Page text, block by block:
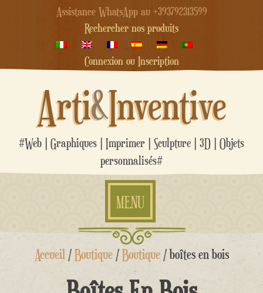
Assistance WhatsApp au +393792313599
Rechercher nos produits
Connexion ou Inscription
Arti&Inventive
#Web | Graphiques | Imprimer | Sculpture | 3D | Objets
personnalisés#
MENU
Aller
Accueil /Boutique/Boutique/ boîtes en bois